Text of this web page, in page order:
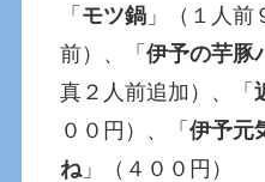
「 モツ鍋 」（１人前
前）、「伊予の芋豚
真２人前追加）、「
００円）、「伊予元
ね 」（４００円）